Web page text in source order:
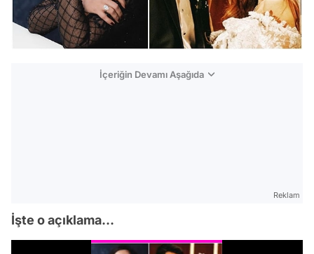
İçeriğin Devamı Aşağıda
Reklam
İşte o açıklama...